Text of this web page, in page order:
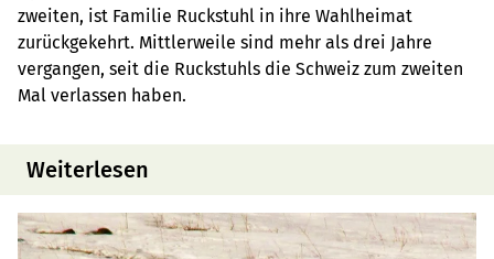
zweiten, ist Familie Ruckstuhl in ihre Wahlheimat
zurückgekehrt. Mittlerweile sind mehr als drei Jahre
vergangen, seit die Ruckstuhls die Schweiz zum zweiten
Mal verlassen haben.
Weiterlesen